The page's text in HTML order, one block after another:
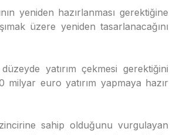
yeniden hazırlanması gerektiğine
üzere yeniden tasarlanacağını
yatırım çekmesi gerektiğini
euro yatırım yapmaya hazır
sahip olduğunu vurgulayan